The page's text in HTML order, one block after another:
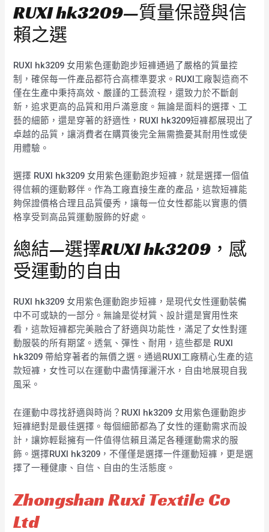
RUXI hk3209—質量保證與信
賴之選
RUXI hk3209 女用紫色運動跑步短褲通過了嚴格的質量控
制，確保每一件產品都符合高標準要求。RUXI工廠製造商不
僅在生產中秉持高效、嚴謹的工藝流程，還致力於不斷創
新，追求更高的品質和用戶滿意度。無論是面料的選擇、工
藝的細節，還是穿著的舒適性，RUXI hk3209短褲都展現出了
卓越的品質，讓消費者在購買後完全無需擔憂其耐用性或使
用體驗。
選擇 RUXI hk3209 女用紫色運動跑步短褲，就是選擇一個值
得信賴的運動夥伴。作為工廠直接生產的產品，這款短褲能
夠保證價格合理且品質優秀，讓每一位女性都能以實惠的價
格享受到高品質運動服飾的好處。
總結—選擇RUXI hk3209，感
受運動的自由
RUXI hk3209 女用紫色運動跑步短褲，是現代女性運動裝備
中不可或缺的一部分。無論是從材質、設計還是實用性來
看，這款短褲都完美融合了舒適與功能性，滿足了女性對運
動服裝的所有期望。透氣、彈性、耐用，這些都是 RUXI
hk3209 帶給穿著者的無價之選。通過RUXI工廠精心生產的這
款短褲，女性可以在運動中盡情揮灑汗水，自由地展現自我
風采。
在運動中尋找舒適與時尚？RUXI hk3209 女用紫色運動跑步
短褲絕對是最佳選擇。每個細節都為了女性的運動需求而設
計，讓妳輕鬆擁有一件值得信賴且滿足各種運動需求的服
飾。選擇RUXI hk3209，不僅僅是選擇一件運動短褲，更是選
擇了一種健康、自信、自由的生活態度。
Zhongshan Ruxi Textile Co
Ltd